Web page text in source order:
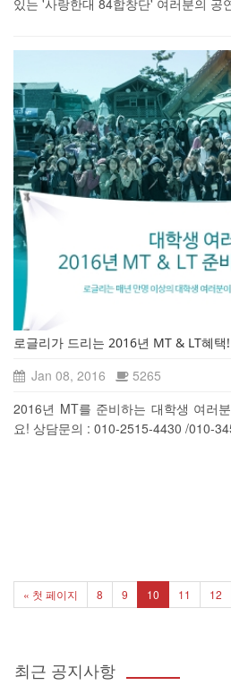
로글리가 드리는 2016년 MT & LT혜택!
Jan 08, 2016
5265
2016년 MT를 준비하는 대학생 여러
요! 상담문의 : 010-2515-4430 /010-
« 첫 페이지 8 9 10 11 12
최근 공지사항